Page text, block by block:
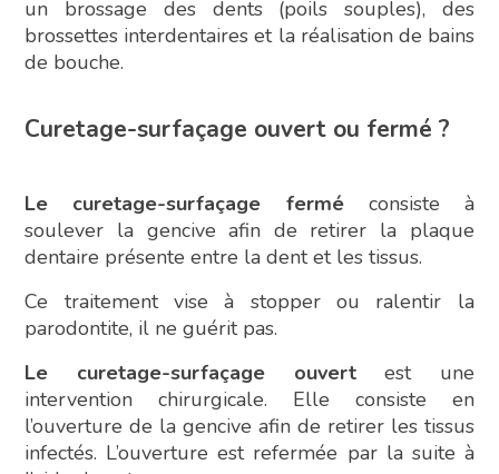
un brossage des dents (poils souples), des
brossettes interdentaires et la réalisation de bains
de bouche.
Curetage-surfaçage ouvert ou fermé ?
Le curetage-surfaçage ferméconsiste à
soulever la gencive afin de retirer la plaque
dentaire présente entre la dent et les tissus.
Ce traitement vise à stopper ou ralentir la
parodontite, il ne guérit pas.
Le curetage-surfaçage ouvertest une
intervention chirurgicale. Elle consiste en
l’ouverture de la gencive afin de retirer les tissus
infectés. L’ouverture est refermée par la suite à